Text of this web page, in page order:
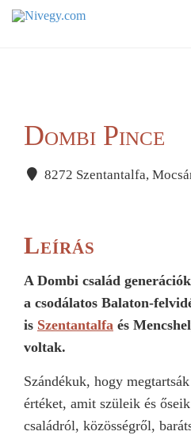
Dombi Pince
8272 Szentantalfa,
Leírás
A Dombi család
a csodálatos Balaton-
is Szentantalfa és
voltak.
Szándékuk, hogy
értéket, amit szüleik és
családról, közösségről,